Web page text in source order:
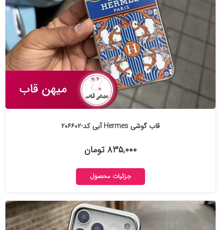
قاب گوشی Hermes آبی کد-۲۰۶۶۰۲
۸۳۵,۰۰۰ تومان
جزئیات محصول